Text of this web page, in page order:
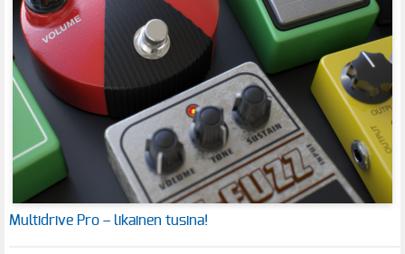
Multidrive Pro – likainen tusina!